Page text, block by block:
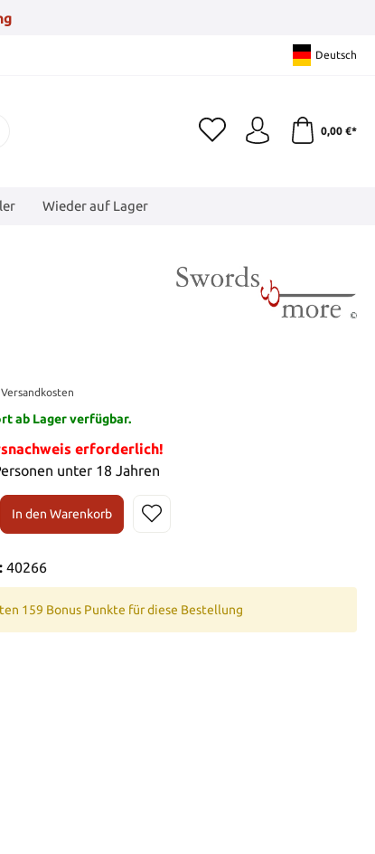
Deutsch
0,00 €*
Wieder auf Lager
ab Lager verfügbar.
erforderlich!
unter 18 Jahren
In den Warenkorb
40266
159 Bonus Punkte für diese Bestellung